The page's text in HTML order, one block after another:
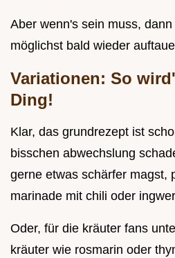
Aber wenn's sein muss,
möglichst bald wieder
Variationen: So
Ding!
Klar, das grundrezept ist
bisschen abwechslung
gerne etwas schärfer magst,
marinade mit chili oder
Oder, für die kräuter fans
kräuter wie rosmarin oder